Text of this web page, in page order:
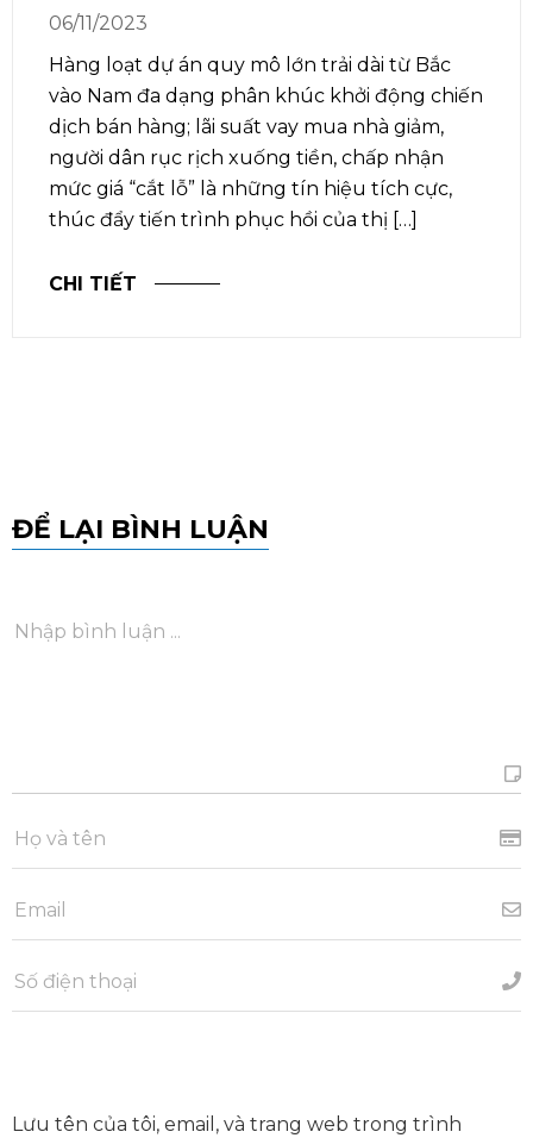
06/11/2023
Hàng loạt dự án quy mô lớn trải dài từ Bắc
vào Nam đa dạng phân khúc khởi động chiến
dịch bán hàng; lãi suất vay mua nhà giảm,
người dân rục rịch xuống tiền, chấp nhận
mức giá “cắt lỗ” là những tín hiệu tích cực,
thúc đẩy tiến trình phục hồi của thị […]
CHI TIẾT
ĐỂ LẠI BÌNH LUẬN
Lưu tên của tôi, email, và trang web trong trình